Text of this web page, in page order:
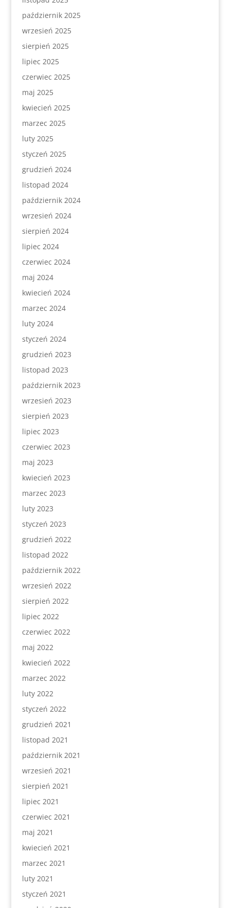
październik 2025
wrzesień 2025
sierpień 2025
lipiec 2025
czerwiec 2025
maj 2025
kwiecień 2025
marzec 2025
luty 2025
styczeń 2025
grudzień 2024
listopad 2024
październik 2024
wrzesień 2024
sierpień 2024
lipiec 2024
czerwiec 2024
maj 2024
kwiecień 2024
marzec 2024
luty 2024
styczeń 2024
grudzień 2023
listopad 2023
październik 2023
wrzesień 2023
sierpień 2023
lipiec 2023
czerwiec 2023
maj 2023
kwiecień 2023
marzec 2023
luty 2023
styczeń 2023
grudzień 2022
listopad 2022
październik 2022
wrzesień 2022
sierpień 2022
lipiec 2022
czerwiec 2022
maj 2022
kwiecień 2022
marzec 2022
luty 2022
styczeń 2022
grudzień 2021
listopad 2021
październik 2021
wrzesień 2021
sierpień 2021
lipiec 2021
czerwiec 2021
maj 2021
kwiecień 2021
marzec 2021
luty 2021
styczeń 2021